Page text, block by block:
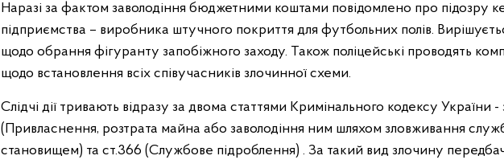
Наразі за фактом заволодіння бюджетними коштами повідомлено про підозру
підприємства – виробника штучного покриття для футбольних полів.
щодо обрання фігуранту запобіжного заходу. Також поліцейські проводять
щодо встановлення всіх співучасників злочинної схеми.
Слідчі дії тривають відразу за двома статтями Кримінального кодексу України -
(Привласнення, розтрата майна або заволодіння ним шляхом зловживання
становищем) та ст.366 (Службове підроблення) . За такий вид злочину